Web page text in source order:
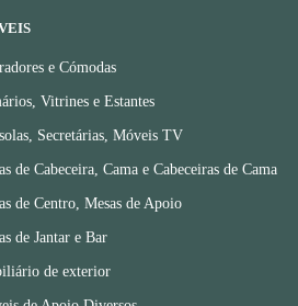
e Cómodas
Vitrines e Estantes
Secretárias, Móveis TV
de Cabeceira, Cama e Cabeceiras de Cama
de Centro, Mesas de Apoio
de Jantar e Bar
de exterior